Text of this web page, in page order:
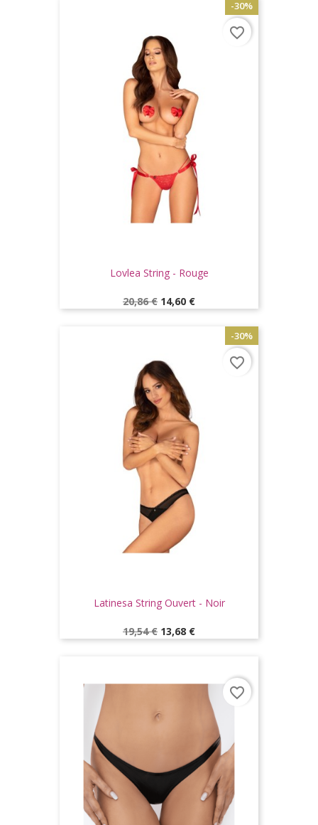
-30%
Lovlea String - Rouge
Prix
de
20,86 € Prix
14,60 €
favorite_border
-30%
Latinesa String Ouvert - Noir
Prix
de
19,54 € Prix
13,68 €
favorite_border
favorite_border